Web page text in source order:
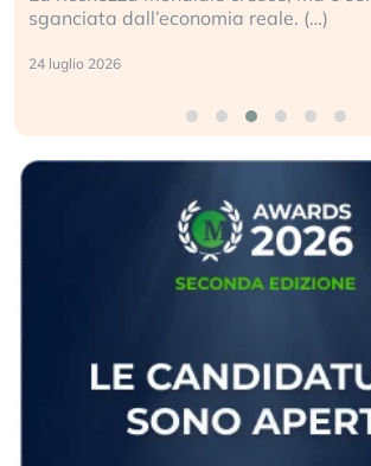
sganciata dall’economia reale. (…)
24 luglio 2026